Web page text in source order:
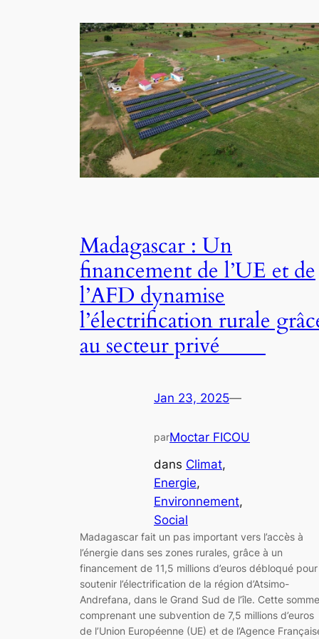
Madagascar : Un
financement de l’UE et de
l’AFD dynamise
l’électrification rurale
au secteur privé
Jan 23, 2025—
parMoctar FICOU
dans Climat
Energie
Environnement
Social
Madagascar fait un pas important vers l’accès à
l’énergie dans ses zones rurales, grâce à un
financement de 11,5 millions d’euros débloqué pour
soutenir l’électrification de la région d’Atsimo-
Andrefana, dans le Grand Sud de l’île. Cette
comprenant une subvention de 7,5 millions d’euros
de l’Union Européenne (UE) et de l’Agence